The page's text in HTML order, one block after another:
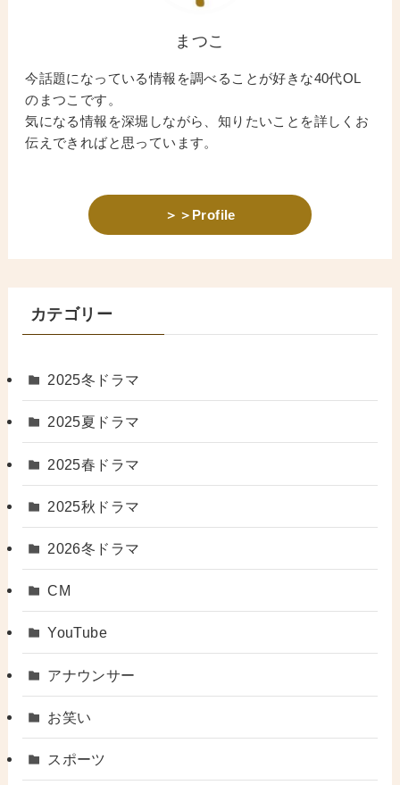
まつこ
今話題になっている情報を調べることが好きな40代OL
のまつこです。
気になる情報を深堀しながら、知りたいことを詳しくお
伝えできればと思っています。
＞＞Profile
カテゴリー
2025冬ドラマ
2025夏ドラマ
2025春ドラマ
2025秋ドラマ
2026冬ドラマ
CM
YouTube
アナウンサー
お笑い
スポーツ